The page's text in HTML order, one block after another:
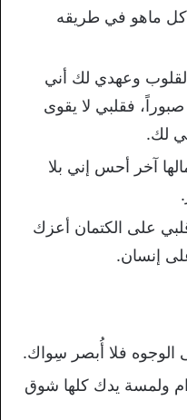
كل ماهو في طريقه
وعهدي لك أني
فقلبي لا يقوى
لك.
آخر أحس إني بلا
على الكتمان أعزك
إنسان.
فلا أُبصر سِواك.
ولمسة يدك كلها شوق